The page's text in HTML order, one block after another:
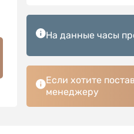
На данные часы
Если хотите
менеджеру